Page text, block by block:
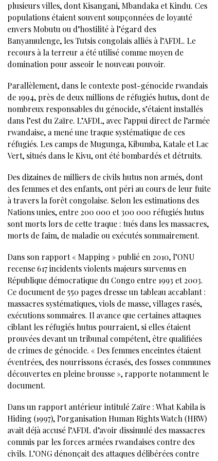
plusieurs villes, dont Kisangani, Mbandaka et Kindu. Ces
populations étaient souvent soupçonnées de loyauté
envers Mobutu ou d’hostilité à l’égard des
Banyamulenge, les Tutsis congolais alliés à l’AFDL. Le
recours à la terreur a été utilisé comme moyen de
domination pour asseoir le nouveau pouvoir.
Parallèlement, dans le contexte post-génocide rwandais
de 1994, près de deux millions de réfugiés hutus, dont de
nombreux responsables du génocide, s’étaient installés
dans l’est du Zaïre. L’AFDL, avec l’appui direct de l’armée
rwandaise, a mené une traque systématique de ces
réfugiés. Les camps de Mugunga, Kibumba, Katale et Lac
Vert, situés dans le Kivu, ont été bombardés et détruits.
Des dizaines de milliers de civils hutus non armés, dont
des femmes et des enfants, ont péri au cours de leur fuite
à travers la forêt congolaise. Selon les estimations des
Nations unies, entre 200 000 et 300 000 réfugiés hutus
sont morts lors de cette traque : tués dans les massacres,
morts de faim, de maladie ou exécutés sommairement.
Dans son rapport « Mapping » publié en 2010, l’ONU
recense 617 incidents violents majeurs survenus en
République démocratique du Congo entre 1993 et 2003.
Ce document de 550 pages dresse un tableau accablant :
massacres systématiques, viols de masse, villages rasés,
exécutions sommaires. Il avance que certaines attaques
ciblant les réfugiés hutus pourraient, si elles étaient
prouvées devant un tribunal compétent, être qualifiées
de crimes de génocide. « Des femmes enceintes étaient
éventrées, des nourrissons écrasés, des fosses communes
découvertes en pleine brousse », rapporte notamment le
document.
Dans un rapport antérieur intitulé Zaïre : What Kabila is
Hiding (1997), l’organisation Human Rights Watch (HRW)
avait déjà accusé l’AFDL d’avoir dissimulé des massacres
commis par les forces armées rwandaises contre des
civils. L’ONG dénonçait des attaques délibérées contre